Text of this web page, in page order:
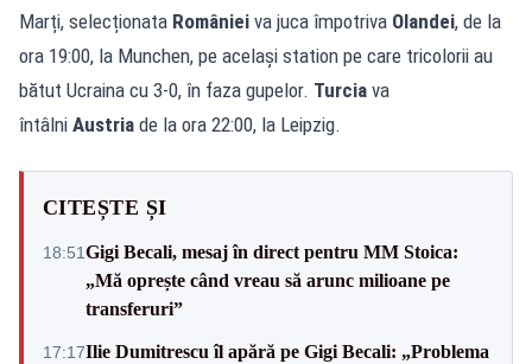
Marți, selecționata României va juca împotriva Olandei, de la
ora 19:00, la Munchen, pe același station pe care tricolorii au
bătut Ucraina cu 3-0, în faza gupelor. Turcia va
întâlni Austria de la ora 22:00, la Leipzig.
CITEȘTE ȘI
18:51Gigi Becali, mesaj în direct pentru MM Stoica:
„Mă oprește când vreau să arunc milioane pe
transferuri”
17:17Ilie Dumitrescu îl apără pe Gigi Becali: „Problema